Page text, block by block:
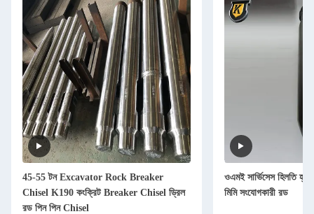
45-55 টন Excavator Rock Breaker
Chisel K190 কংক্রিট Breaker Chisel ড্রিল
রড পিন পিন Chisel
ওএমই সার্ভিসেস হিলতি
মিমি সংযোগকারী রড